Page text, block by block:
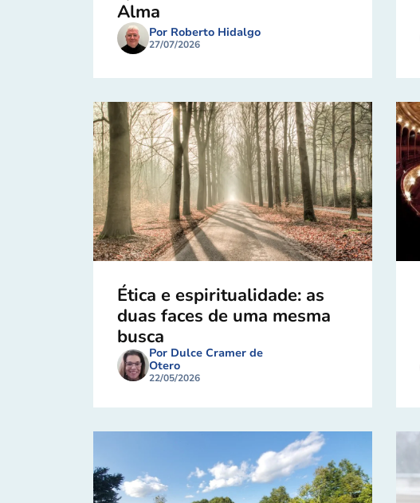
Alma
Por Roberto Hidalgo
27/07/2026
Ética e espiritualidade: as
duas faces de uma mesma
busca
Por Dulce Cramer de
Otero
22/05/2026